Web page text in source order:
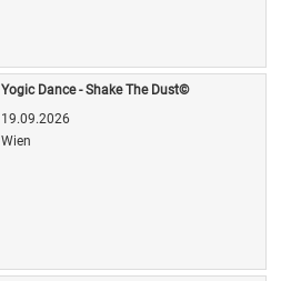
Yogic Dance - Shake The Dust©
19.09.2026
Wien